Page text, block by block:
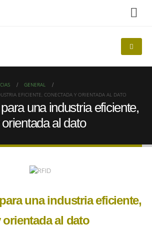
GENERAL
EFICIENTE, CONECTADA Y ORIENTADA AL DATO
una industria eficiente,
al dato
una industria eficiente,
al dato